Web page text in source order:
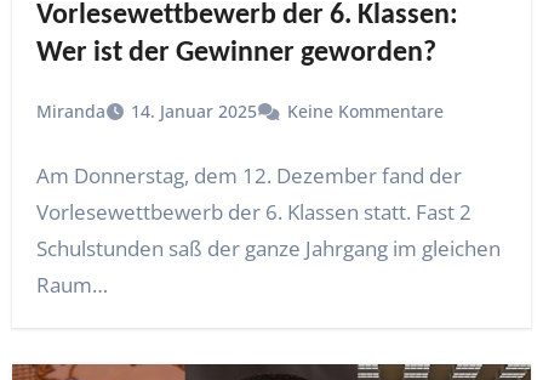
Vorlesewettbewerb der 6. Klassen:
Wer ist der Gewinner geworden?
Miranda 14. Januar 2025 Keine Kommentare
Am Donnerstag, dem 12. Dezember fand der
Vorlesewettbewerb der 6. Klassen statt. Fast 2
Schulstunden saß der ganze Jahrgang im gleichen
Raum…